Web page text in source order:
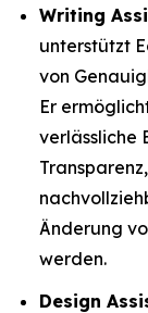
Writing
unterstützt
von
Er
verlässliche
Änderung
werden.
Design